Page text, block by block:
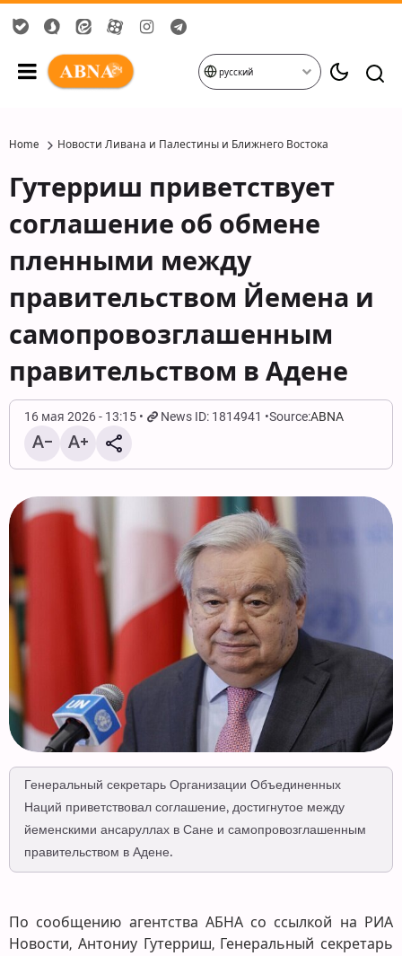
русский
Home Новости Ливана и Палестины и Ближнего Востока
Гутерриш приветствует
соглашение об обмене
пленными между
правительством Йемена и
самопровозглашенным
правительством в Адене
16 мая 2026 - 13:15 News ID: 1814941 Source:ABNA
Генеральный секретарь Организации Объединенных
Наций приветствовал соглашение, достигнутое между
йеменскими ансаруллах в Сане и самопровозглашенным
правительством в Адене.
По сообщению агентства АБНА со ссылкой на РИА
Новости, Антониу Гутерриш, Генеральный секретарь